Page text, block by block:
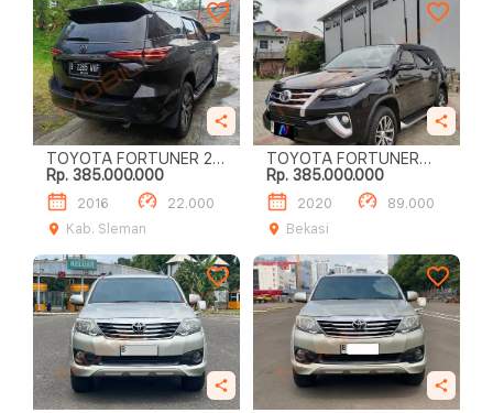
TOYOTA FORTUNER 2.4
VRZ
Rp. 385.000.000
2016
22.000
Kab. Sleman
TOYOTA FORTUNER
VRZ BISA SYARIAH
Rp. 385.000.000
2020
89.000
Bekasi